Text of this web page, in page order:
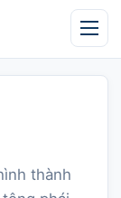
thành